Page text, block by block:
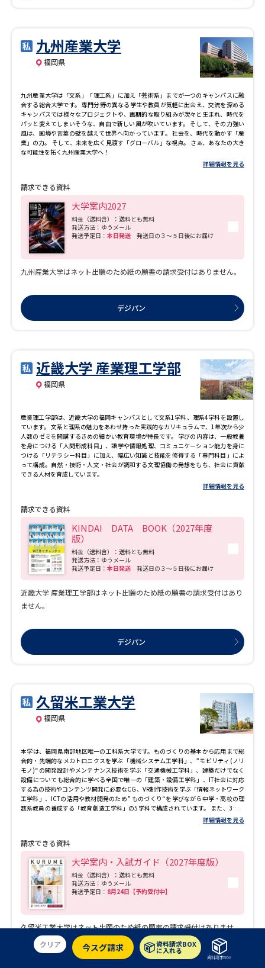
培います。 また、一人ひとりが自分の個性と希望に沿った学びの道のりを進んでい
けるように、「ファーストイヤー・ゼミ」や「アカデミック・アドバイザーシステ
ム」、学びを可視化する「学修ポートフォリオ」等でサポートしています。
九州産業大学
福岡県
九州産業大学は「文系」「理工系」に加え「芸術系」までが一つのキャンパスに融
合する総合大学です。 専門分野の異なる学生や教員が気軽に出会え、交流を深める
キャンパスでは様々なプロジェクトや、画期的な取り組みが次々と生まれ、時代を
パッと変えてしまいそうな、自由で新しい風が吹いています。 そして、その力強い
風は、国境や言葉の壁を越えて世界へ向かっています。 社会を、時代を動かす「産
業」の力。 そして、未来を広く見渡す「グローバル」な視点。 さぁ、あなたの大き
な可能性を拓く九州産業大学へ！
詳細情報を見る
請求できる資料
大学案内2027
料金（送料含）：送料とも無料
発送方法：ゆうメール
発送予定日： 本日発送 発送日の３～５日後にお届け
九州産業大学はネット出願のため紙の願書の請求受付はありません。
デジパン
近畿大学 産業理工学部
福岡県
産業理工学部は、近畿大学の福岡キャンパスとして文系1学科、理系4学科を設置し
ています。 文系と理系の魅力をあわせ持った実践的なカリキュラムで、1年次から少
人数のゼミを開講するきめの細かい教育環境が特長です。 学びの内容は、一般教養
を身につける「人間形成科目」、語学や情報処理、コミュニケーション能力を身に
つける「リテラシー科目」に加え、幅広い知識と技能を修得する「専門科目」によ
って構成。自然・技術・人文・社会が調和する文理協働の発想をもち、社会に貢献
できる人材を育成しています。
詳細情報を見る
請求できる資料
KINDAI DATA BOOK（2027年度
版）
料金（送料含）：送料とも無料
発送方法：ゆうメール
発送予定日： 本日発送 発送日の３～５日後にお届け
近畿大学 産業理工学部はネット出願のため紙の願書の請求受付はあり
ません。
デジパン
久留米工業大学
福岡県
本学は、福岡県南部地区唯一の工科系大学です。ものづくりの基本から応用まで総
合的・先端的なメカトロニクスを学ぶ「機械システム工学科」、”モビリティ(ノリ
モノ)“の開発設計やメンテナンス技術を学ぶ「交通機械工学科」、建築だけでなく
設備についても総合的に学べる全国で唯一の「建築・設備工学科」、IT社会に対応
する為の技術やコンテンツ開発に必要なCG、VR制作技術を学ぶ「情報ネットワーク
工学科」、ICTの活用や教材開発のため” ものづくり“を学びながら中学・高校の理
数系教員の養成する「教育創造工学科」の5学科で構成されています。 また、3つの
詳細情報を見る
請求できる資料
大学案内・入試ガイド（2027年度版）
料金（送料含）：送料とも無料
発送方法：ゆうメール
発送予定日： 8月24日【予約受付中】
久留米工業大学はネット出願のため紙の願書の請求受付はありませ
ん。 クリア 今スグ請求 資料請求BOX
に入れる
資料請求BOX